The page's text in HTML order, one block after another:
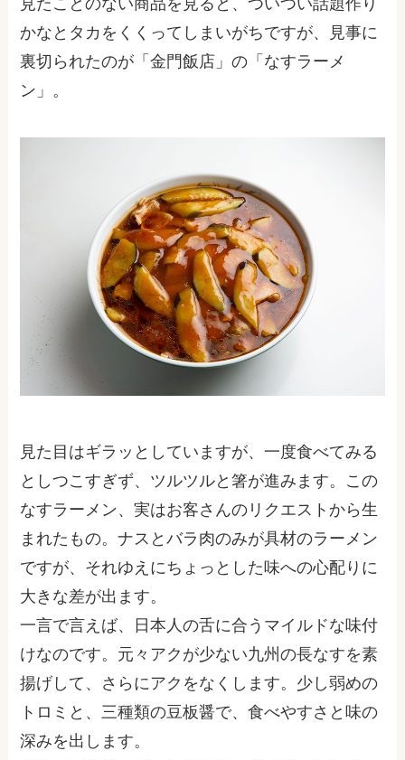
見たことのない商品を見ると、ついつい話題作り
かなとタカをくくってしまいがちですが、見事に
裏切られたのが「金門飯店」の「なすラーメ
ン」。
見た目はギラッとしていますが、一度食べてみる
としつこすぎず、ツルツルと箸が進みます。この
なすラーメン、実はお客さんのリクエストから生
まれたもの。ナスとバラ肉のみが具材のラーメン
ですが、それゆえにちょっとした味への心配りに
大きな差が出ます。
一言で言えば、日本人の舌に合うマイルドな味付
けなのです。元々アクが少ない九州の長なすを素
揚げして、さらにアクをなくします。少し弱めの
トロミと、三種類の豆板醤で、食べやすさと味の
深みを出します。